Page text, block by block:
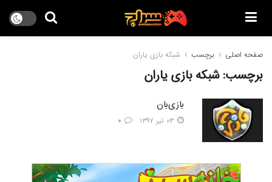
صفحه اصلی برچسب شبکه بازی یاران
برچسب:شبکه بازی یاران
بازی‌بان